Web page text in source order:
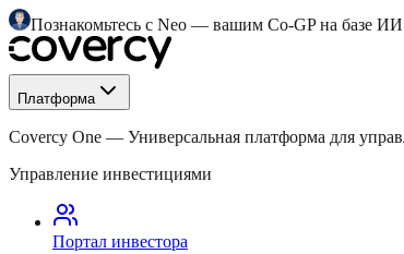
Познакомьтесь с Neo — вашим Co-GP на базе
Платформа
Covercy One — Универсальная платформа для
Управление инвестициями
Портал инвестора